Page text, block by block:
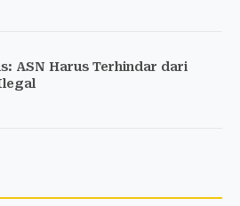
ASN Harus Terhindar dari